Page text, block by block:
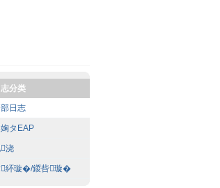
志分类
日志
タEAP
浇
紑璇�/鍐呰璇�